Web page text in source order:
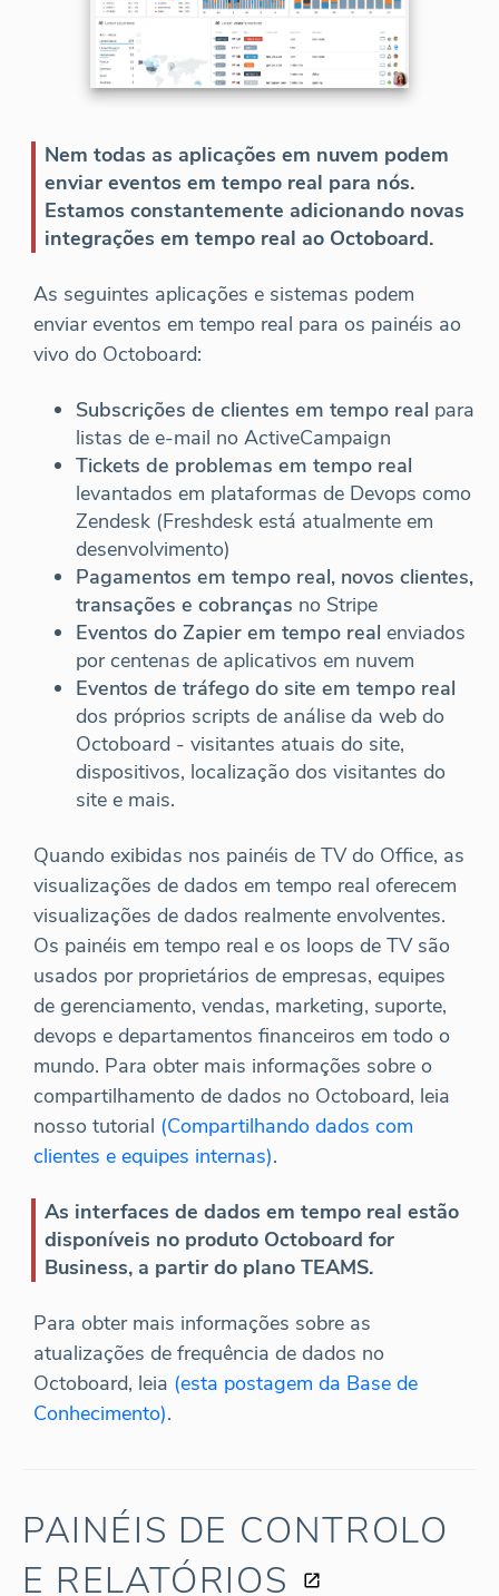
Nem todas as aplicações em nuvem podem
enviar eventos em tempo real para nós.
Estamos constantemente adicionando novas
integrações em tempo real ao Octoboard.
As seguintes aplicações e sistemas podem
enviar eventos em tempo real para os painéis ao
vivo do Octoboard:
Subscrições de clientes em tempo real para
listas de e-mail no ActiveCampaign
Tickets de problemas em tempo real
levantados em plataformas de Devops como
Zendesk (Freshdesk está atualmente em
desenvolvimento)
Pagamentos em tempo real, novos clientes,
transações e cobranças no Stripe
Eventos do Zapier em tempo real enviados
por centenas de aplicativos em nuvem
Eventos de tráfego do site em tempo real
dos próprios scripts de análise da web do
Octoboard - visitantes atuais do site,
dispositivos, localização dos visitantes do
site e mais.
Quando exibidas nos painéis de TV do Office, as
visualizações de dados em tempo real oferecem
visualizações de dados realmente envolventes.
Os painéis em tempo real e os loops de TV são
usados por proprietários de empresas, equipes
de gerenciamento, vendas, marketing, suporte,
devops e departamentos financeiros em todo o
mundo. Para obter mais informações sobre o
compartilhamento de dados no Octoboard, leia
nosso tutorial (Compartilhando dados com
clientes e equipes internas).
As interfaces de dados em tempo real estão
disponíveis no produto Octoboard for
Business, a partir do plano TEAMS.
Para obter mais informações sobre as
atualizações de frequência de dados no
Octoboard, leia (esta postagem da Base de
Conhecimento).
PAINÉIS DE CONTROLO
E RELATÓRIOS